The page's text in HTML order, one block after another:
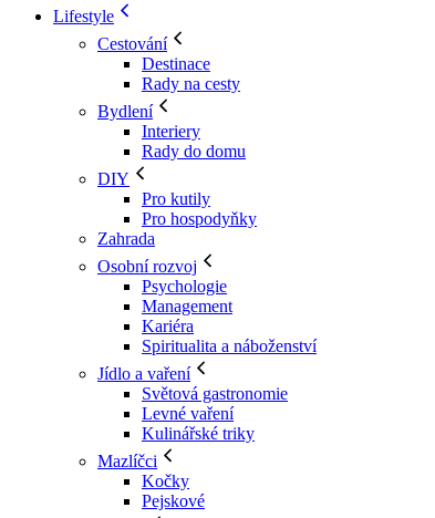
Lifestyle
Cestování
Destinace
Rady na cesty
Bydlení
Interiery
Rady do domu
DIY
Pro kutily
Pro hospodyňky
Zahrada
Osobní rozvoj
Psychologie
Management
Kariéra
Spiritualita a náboženství
Jídlo a vaření
Světová gastronomie
Levné vaření
Kulinářské triky
Mazlíčci
Kočky
Pejskové